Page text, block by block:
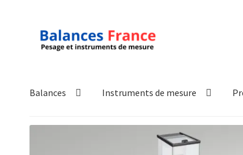
Aller
Aller
Balances Instruments de mesure
Politique de confidentialité